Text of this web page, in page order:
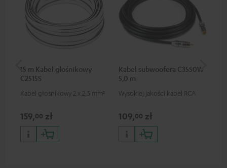
15 m Kabel głośnikowy
C2515S
Kabel głośnikowy 2 x 2,5 mm²
159,00 zł
Kabel subwoofera C3550W
5,0 m
Wysokiej jakości kabel RCA
109,00 zł